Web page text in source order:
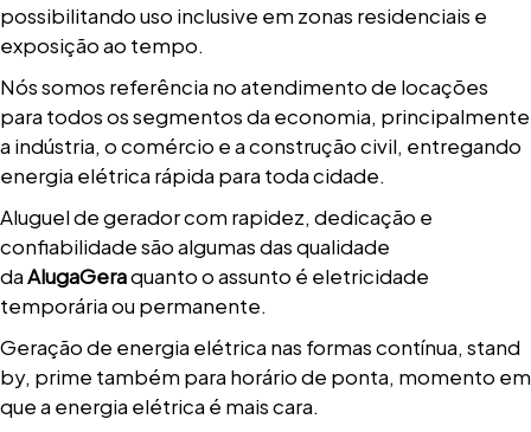
possibilitando uso inclusive em zonas residenciais e
exposição ao tempo.
Nós somos referência no atendimento de locações
para todos os segmentos da economia, principalmente
a indústria, o comércio e a construção civil, entregando
energia elétrica rápida para toda cidade.
Aluguel de gerador com rapidez, dedicação e
confiabilidade são algumas das qualidade
daAlugaGeraquanto o assunto é eletricidade
temporária ou permanente.
Geração de energia elétrica nas formas contínua, stand
by, prime também para horário de ponta, momento em
que a energia elétrica é mais cara.